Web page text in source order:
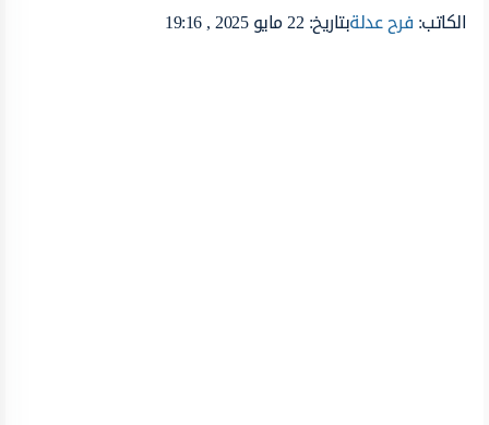
الكاتب:فرح عدلةبتاريخ: 22 مايو 2025 , 19:16